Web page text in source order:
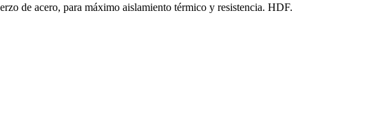
de acero, para máximo aislamiento térmico y resistencia. HDF.